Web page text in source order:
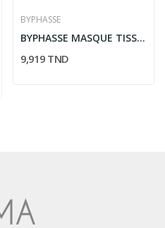
BYPHASSE
BYPHASSE MASQUE TISSU SKIN BOOSTER MATIFIANT...
9,919 TND